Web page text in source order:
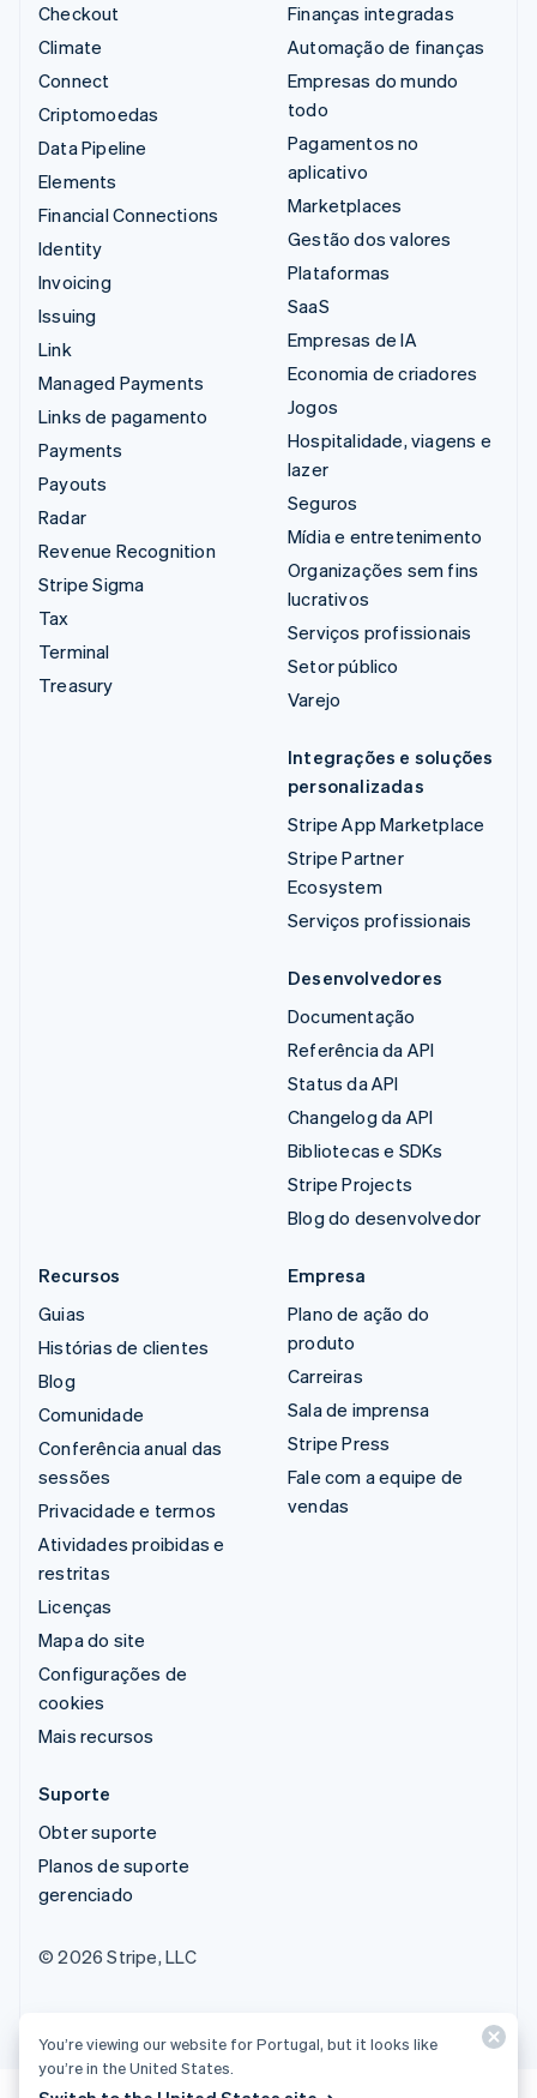
Checkout
Climate
Connect
Criptomoedas
Data Pipeline
Elements
Financial Connections
Identity
Invoicing
Issuing
Link
Managed Payments
Links de pagamento
Payments
Payouts
Radar
Revenue Recognition
Stripe Sigma
Tax
Terminal
Treasury
Finanças integradas
Automação de finanças
Empresas do mundo
todo
Pagamentos no
aplicativo
Marketplaces
Gestão dos valores
Plataformas
SaaS
Empresas de IA
Economia de criadores
Jogos
Hospitalidade, viagens e
lazer
Seguros
Mídia e entretenimento
Organizações sem fins
lucrativos
Serviços profissionais
Setor público
Varejo
Integrações e soluções
personalizadas
Stripe App Marketplace
Stripe Partner
Ecosystem
Serviços profissionais
Desenvolvedores
Documentação
Referência da API
Status da API
Changelog da API
Bibliotecas e SDKs
Stripe Projects
Blog do desenvolvedor
Recursos
Guias
Histórias de clientes
Blog
Comunidade
Conferência anual das
sessões
Privacidade e termos
Atividades proibidas e
restritas
Licenças
Mapa do site
Configurações de
cookies
Mais recursos
Empresa
Plano de ação do
produto
Carreiras
Sala de imprensa
Stripe Press
Fale com a equipe de
vendas
Suporte
Obter suporte
Planos de suporte
gerenciado
© 2026 Stripe, LLC
You’re viewing our website for Portugal, but it looks like
you’re in the United States.